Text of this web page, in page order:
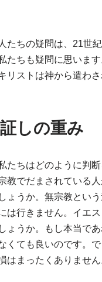
たちの疑問は、21世
ちも疑問に思いま
リストは神から遣わ
しの重み
たちはどのように判
教でだまされている
ょうか。無宗教とい
は行きません。イエ
ょうか。もし本当で
くても良いのです。
はまったくありません